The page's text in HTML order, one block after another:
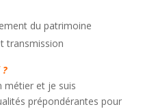
du patrimoine
transmission
métier et je suis
prépondérantes pour